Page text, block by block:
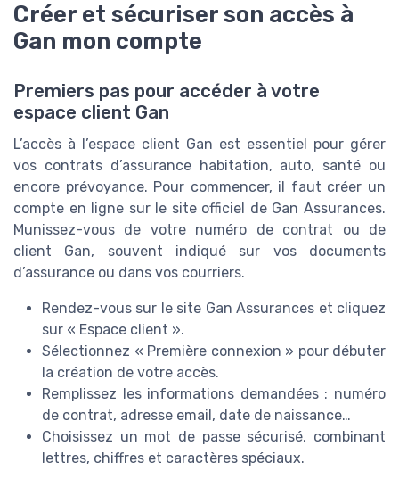
Créer et sécuriser son accès à
Gan mon compte
Premiers pas pour accéder à votre
espace client Gan
L’accès à l’espace client Gan est essentiel pour gérer
vos contrats d’assurance habitation, auto, santé ou
encore prévoyance. Pour commencer, il faut créer un
compte en ligne sur le site officiel de Gan Assurances.
Munissez-vous de votre numéro de contrat ou de
client Gan, souvent indiqué sur vos documents
d’assurance ou dans vos courriers.
Rendez-vous sur le site Gan Assurances et cliquez
sur « Espace client ».
Sélectionnez « Première connexion » pour débuter
la création de votre accès.
Remplissez les informations demandées : numéro
de contrat, adresse email, date de naissance…
Choisissez un mot de passe sécurisé, combinant
lettres, chiffres et caractères spéciaux.